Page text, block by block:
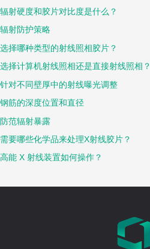
辐射硬度和胶片对比度是什么？
辐射防护策略
选择哪种类型的射线照相胶片？
选择计算机射线照相还是直接射线照相？
针对不同壁厚中的射线曝光调整
钢筋的深度位置和直径
防范辐射暴露
需要哪些化学品来处理X射线胶片？
高能 X 射线装置如何操作？